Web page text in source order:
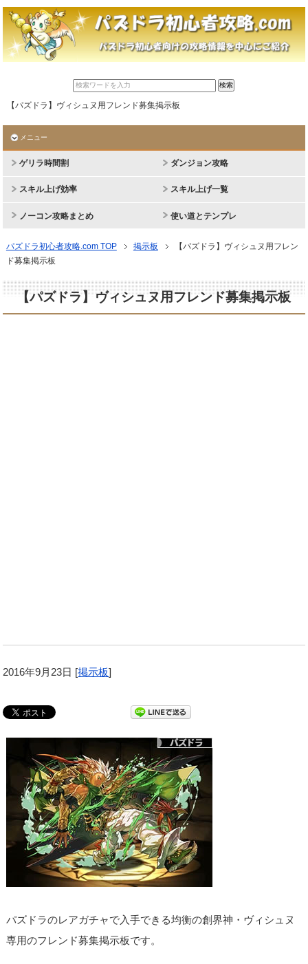
【パズドラ】ヴィシュヌ用フレンド募集掲示板
メニュー
ゲリラ時間割 ダンジョン攻略
スキル上げ効率 スキル上げ一覧
ノーコン攻略まとめ 使い道とテンプレ
パズドラ初心者攻略.com TOP 掲示板
【パズドラ】ヴィシュヌ用フレン
ド募集掲示板
【パズドラ】ヴィシュヌ用フレンド募集掲示板
2016年9月23日 [掲示板]
パズドラのレアガチャで入手できる均衡の創界神・ヴィシュヌ
専用のフレンド募集掲示板です。